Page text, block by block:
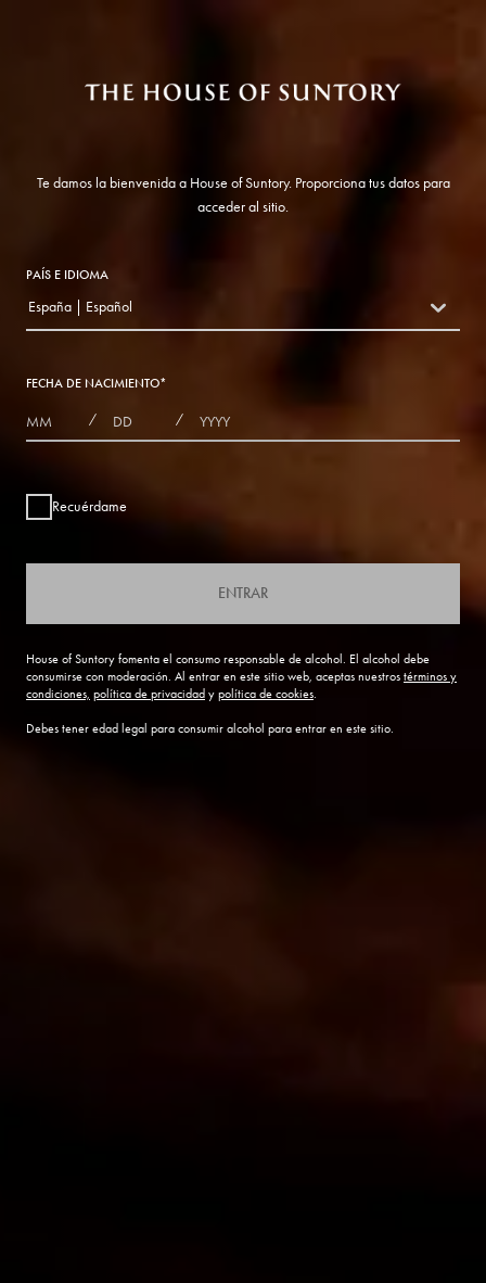
Te damos la bienvenida a House of Suntory. Proporciona tus datos para
acceder al sitio.
PAÍS E IDIOMA
countryDropdown
España | Español
FECHA DE NACIMIENTO*
MONTHS
/ DAYS / YEAR
Recuérdame
ENTRAR
House of Suntory fomenta el consumo responsable de alcohol. El alcohol debe
consumirse con moderación. Al entrar en este sitio web, aceptas nuestros términos y
condiciones, política de privacidad y política de cookies.
Debes tener edad legal para consumir alcohol para entrar en este sitio.